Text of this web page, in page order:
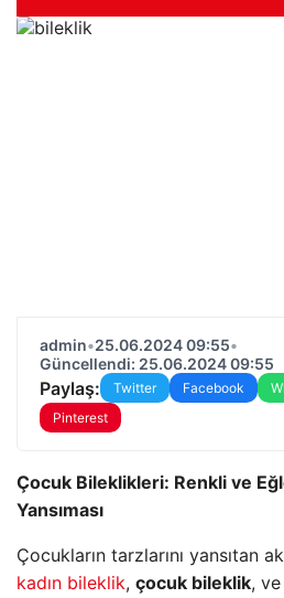
admin•25.06.2024 09:55•
Güncellendi: 25.06.2024 09:55
Paylaş: Twitter Facebook
Pinterest
Çocuk Bileklikleri: Renkli ve
Yansıması
Çocukların tarzlarını yansıtan
kadın bileklik, çocuk bileklik, ve